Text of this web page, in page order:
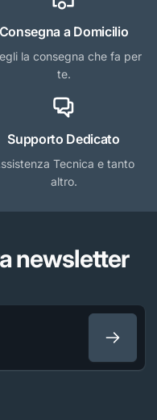
Consegna a Domicilio
la consegna che fa per
te.
Supporto Dedicato
Tecnica e tanto
altro.
newsletter